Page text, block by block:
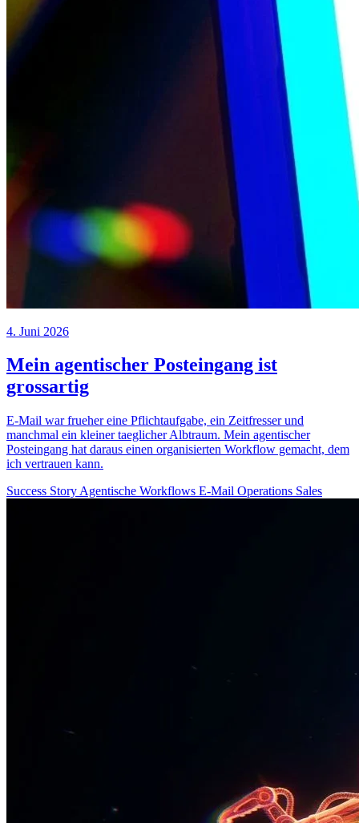
4. Juni 2026
Mein agentischer Posteingang ist
grossartig
E-Mail war frueher eine Pflichtaufgabe, ein Zeitfresser und
manchmal ein kleiner taeglicher Albtraum. Mein agentischer
Posteingang hat daraus einen organisierten Workflow gemacht, dem
ich vertrauen kann.
Success Story Agentische Workflows E-Mail Operations Sales